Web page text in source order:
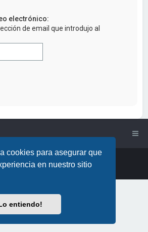
cookies para asegurar que
en nuestro sitio
entiendo!
electrónico:
de email que introdujo al
• Design by
PlanetStyles
porphpBB España